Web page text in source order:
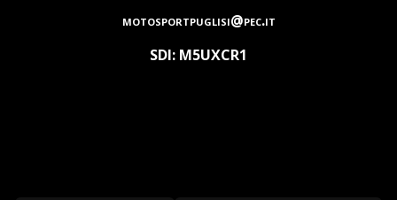
motosportpuglisi@pec.it
SDI: M5UXCR1